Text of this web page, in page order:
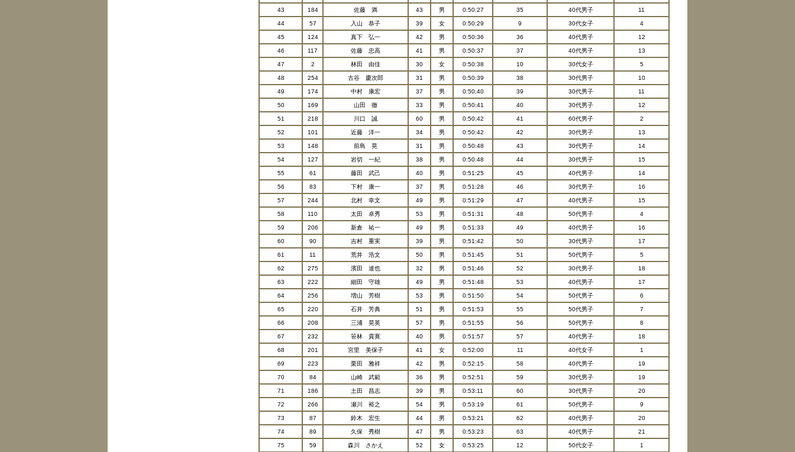
43 184 佐藤 満 43 男 0:50:27 35 40代男子 11
44 57 入山 恭子 39 女 0:50:29 9 30代女子 4
45 124 真下 弘一 42 男 0:50:36 36 40代男子 12
46 117 佐藤 忠高 41 男 0:50:37 37 40代男子 13
47 2 林田 由佳 30 女 0:50:38 10 30代女子 5
48 254 古谷 慶次郎 31 男 0:50:39 38 30代男子 10
49 174 中村 康宏 37 男 0:50:40 39 30代男子 11
50 169 山田 徹 33 男 0:50:41 40 30代男子 12
51 218 川口 誠 60 男 0:50:42 41 60代男子 2
52 101 近藤 洋一 34 男 0:50:42 42 30代男子 13
53 148 前島 晃 31 男 0:50:48 43 30代男子 14
54 127 岩切 一紀 38 男 0:50:48 44 30代男子 15
55 61 藤田 武己 40 男 0:51:25 45 40代男子 14
56 83 下村 康一 37 男 0:51:28 46 30代男子 16
57 244 北村 幸文 49 男 0:51:29 47 40代男子 15
58 110 太田 卓秀 53 男 0:51:31 48 50代男子 4
59 206 新倉 祐一 49 男 0:51:33 49 40代男子 16
60 90 吉村 重実 39 男 0:51:42 50 30代男子 17
61 11 荒井 浩文 50 男 0:51:45 51 50代男子 5
62 275 濱田 達也 32 男 0:51:46 52 30代男子 18
63 222 細田 守雄 49 男 0:51:48 53 40代男子 17
64 256 増山 芳樹 53 男 0:51:50 54 50代男子 6
65 220 石井 芳典 51 男 0:51:53 55 50代男子 7
66 208 三浦 晃英 57 男 0:51:55 56 50代男子 8
67 232 笹林 貴寛 40 男 0:51:57 57 40代男子 18
68 201 宮里 美保子 41 女 0:52:00 11 40代女子 1
69 223 栗田 雅祥 42 男 0:52:15 58 40代男子 19
70 84 山崎 武範 36 男 0:52:51 59 30代男子 19
71 186 土田 昌志 39 男 0:53:11 60 30代男子 20
72 266 瀬川 裕之 54 男 0:53:19 61 50代男子 9
73 87 鈴木 宏生 44 男 0:53:21 62 40代男子 20
74 89 久保 秀樹 47 男 0:53:23 63 40代男子 21
75 59 森川 さかえ 52 女 0:53:25 12 50代女子 1